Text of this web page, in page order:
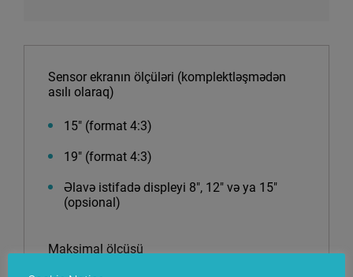
Sensor ekranın ölçüləri (komplektləşmədən
asılı olaraq)
15″ (format 4:3)
19″ (format 4:3)
Əlavə istifadə displeyi 8″, 12″ və ya 15″
(opsional)
Maksimal ölçüsü